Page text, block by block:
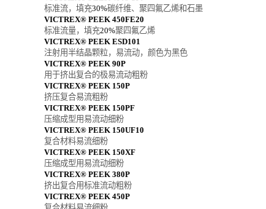
标准流，填充30%碳纤维、聚四氟乙烯和石墨
VICTREX® PEEK 450FE20
标准流量，填充20%聚四氟乙烯
VICTREX® PEEK ESD101
注射用半结晶颗粒，易流动，颜色为黑色
VICTREX® PEEK 90P
用于挤出复合的极易流动粗粉
VICTREX® PEEK 150P
挤压复合易流粗粉
VICTREX® PEEK 150PF
压缩成型用易流动细粉
VICTREX® PEEK 150UF10
复合材料易流细粉
VICTREX® PEEK 150XF
压缩成型用易流动细粉
VICTREX® PEEK 380P
挤出复合用标准流动粗粉
VICTREX® PEEK 450P